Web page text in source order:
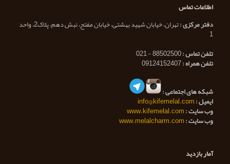
اطلاعات تماس
دفتر مرکزی :
تهران، خیابان شهید بهشتی، خیابان مفتح، نبش دهم، پلاک2، واحد
1
تلفن تماس :
تلفن همراه :
شبکه های اجتماعی :
ایمیل :info@kifemelal.com
وب سایت :www.kifemelal.com
وب سایت :www.melalcharm.com
آمار بازدید